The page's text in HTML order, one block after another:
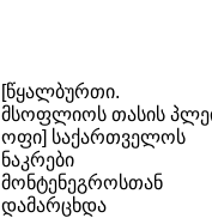
[წყალბურთი.
მსოფლიოს თასის
ოფი] საქართველოს
ნაკრები
მონტენეგროსთან
დამარცხდა